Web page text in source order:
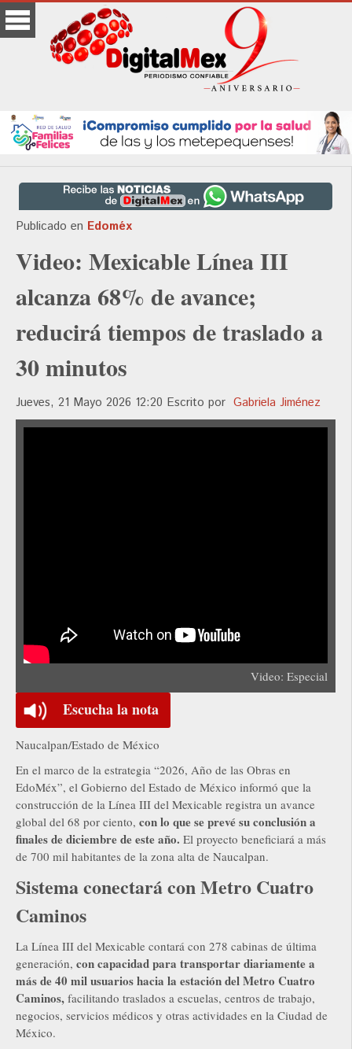
Publicado en Edoméx
Video: Mexicable Línea III
alcanza 68% de avance;
reducirá tiempos de traslado a
30 minutos
Jueves, 21 Mayo 2026 12:20 Escrito por Gabriela Jiménez
Video: Especial
Escucha la nota
Naucalpan/Estado de México
En el marco de la estrategia “2026, Año de las Obras en
EdoMéx”, el Gobierno del Estado de México informó que la
construcción de la Línea III del Mexicable registra un avance
global del 68 por ciento, con lo que se prevé su conclusión a
finales de diciembre de este año. El proyecto beneficiará a más
de 700 mil habitantes de la zona alta de Naucalpan.
Sistema conectará con Metro Cuatro
Caminos
La Línea III del Mexicable contará con 278 cabinas de última
generación, con capacidad para transportar diariamente a
más de 40 mil usuarios hacia la estación del Metro Cuatro
Caminos, facilitando traslados a escuelas, centros de trabajo,
negocios, servicios médicos y otras actividades en la Ciudad de
México.